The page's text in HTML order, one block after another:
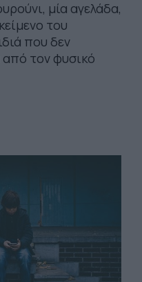
μία αγελάδα,
του
που δεν
τον φυσικό